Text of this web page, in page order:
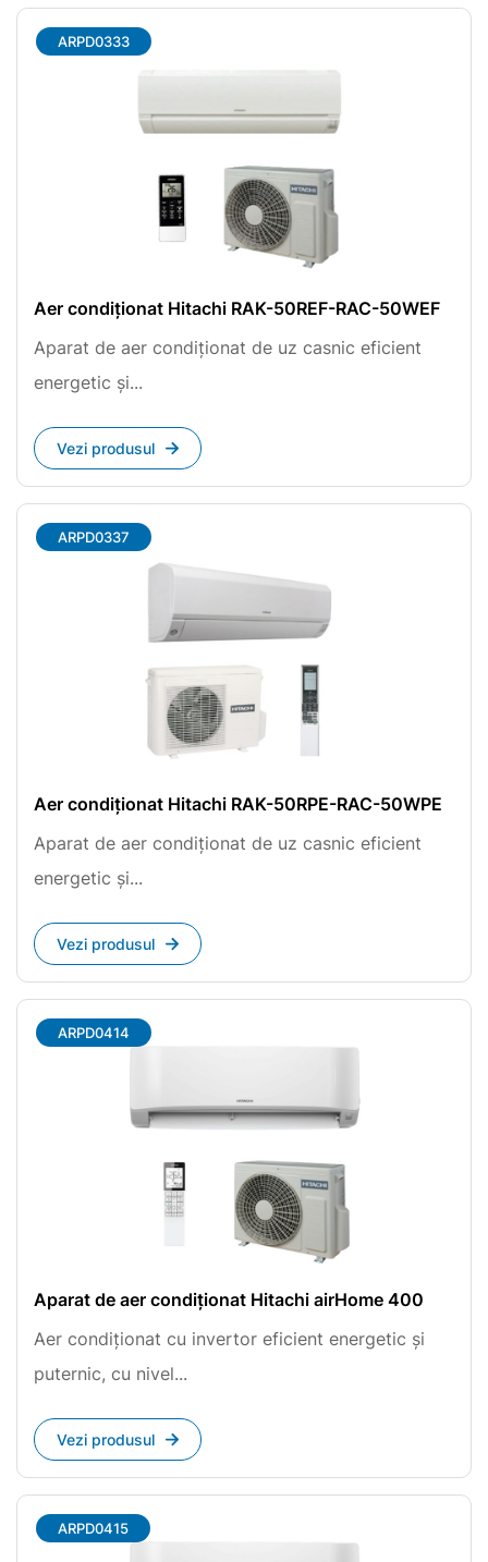
Aer condiționat Hitachi RAK-50REF-RAC-50WEF
Aparat de aer condiționat de uz casnic eficient
energetic și...
ARPD0333
Vezi produsul
Aer condiționat Hitachi RAK-50RPE-RAC-50WPE
Aparat de aer condiționat de uz casnic eficient
energetic și...
ARPD0337
Vezi produsul
Aparat de aer condiționat Hitachi airHome 400
Aer condiționat cu invertor eficient energetic și
puternic, cu nivel...
ARPD0414
Vezi produsul
ARPD0415